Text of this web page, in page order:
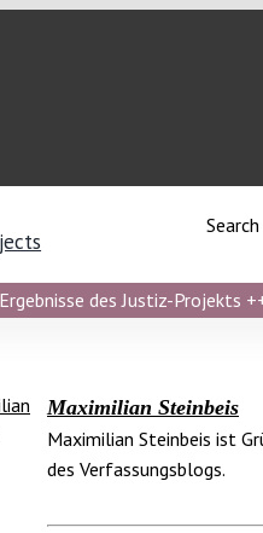
Search
des Justiz-Projekts
Maximilian Steinbeis
Maximilian Steinbeis ist
des Verfassungsblogs.